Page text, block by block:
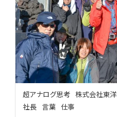
超アナログ思考 株式会社東洋
社長 言葉 仕事